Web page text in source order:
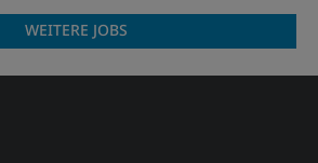
WEITERE JOBS